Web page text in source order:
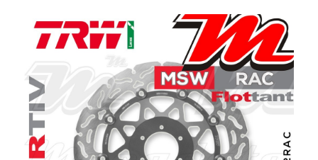
TROUVEZ VOTRE VÉHICULE
Marque et modèle
Parcourir tous les véhicules